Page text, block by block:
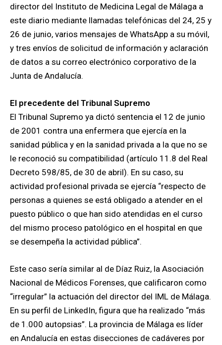
director del Instituto de Medicina Legal de Málaga a
este diario mediante llamadas telefónicas del 24, 25 y
26 de junio, varios mensajes de WhatsApp a su móvil,
y tres envíos de solicitud de información y aclaración
de datos a su correo electrónico corporativo de la
Junta de Andalucía.
El precedente del Tribunal Supremo
El Tribunal Supremo ya dictó sentencia el 12 de junio
de 2001 contra una enfermera que ejercía en la
sanidad pública y en la sanidad privada a la que no se
le reconoció su compatibilidad (artículo 11.8 del Real
Decreto 598/85, de 30 de abril). En su caso, su
actividad profesional privada se ejercía “respecto de
personas a quienes se está obligado a atender en el
puesto público o que han sido atendidas en el curso
del mismo proceso patológico en el hospital en que
se desempeña la actividad pública”.
Este caso sería similar al de Díaz Ruiz, la Asociación
Nacional de Médicos Forenses, que calificaron como
“irregular” la actuación del director del IML de Málaga.
En su perfil de LinkedIn, figura que ha realizado “más
de 1.000 autopsias”. La provincia de Málaga es líder
en Andalucía en estas disecciones de cadáveres por